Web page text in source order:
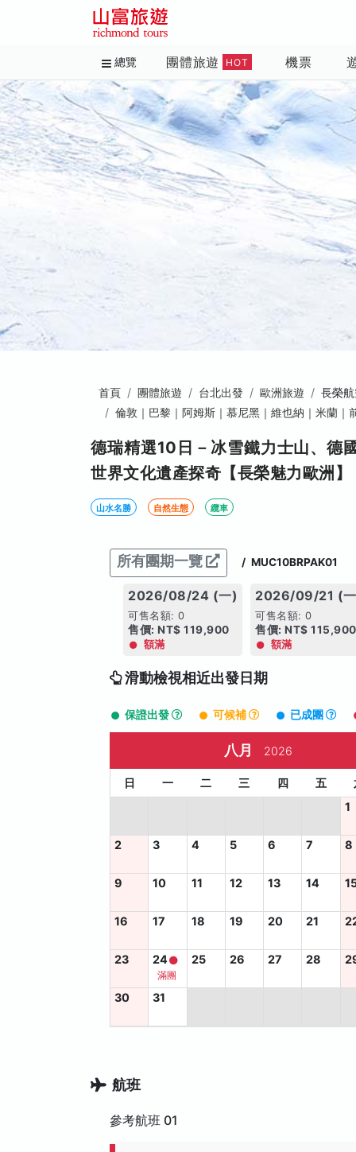
總覽 團體旅遊 HOT 機票
首頁 團體旅遊 台北出發 歐洲旅遊
長榮
倫敦｜巴黎｜阿姆斯｜慕尼黑｜維也納｜米蘭｜
德瑞精選10日－冰雪鐵力士山、德
世界文化遺產探奇【長榮魅力歐洲】
山水名勝 自然生態 纜車
所有團期一覽 / MUC10BRPAK01
2026/08/24 (一)
可售名額: 0
售價: NT$ 119,900
額滿
2026/09/21 (
可售名額: 0
售價: NT$ 115,900
額滿
滑動檢視相近出發日期
保證出發 可候補 已成團
八月 2026
日 一 二 三 四 五
1
2 3 4 5 6 7 8
9 10 11 12 13 14
16 17 18 19 20 21
23 24
滿團
25 26 27 28
30 31
航班
參考航班 01